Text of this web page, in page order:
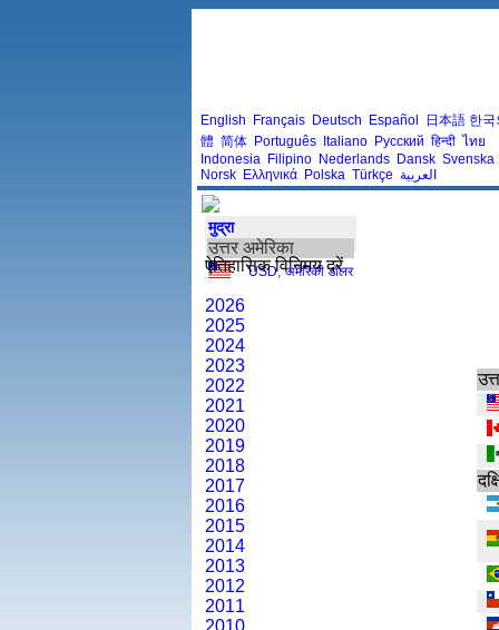
English Français Deutsch Español 日本語 한국
體 简体 Português Italiano Русский हिन्दी ไทย
Indonesia Filipino Nederlands Dansk Svenska
Norsk Ελληνικά Polska Türkçe العربية
मुद्रा
उत्तर अमेरिका
USD, अमेरिकी डॉलर
ऐतिहासिक विनिमय दरें
2026
2025
2024
2023
2022
2021
2020
2019
2018
2017
2016
2015
2014
2013
2012
2011
2010